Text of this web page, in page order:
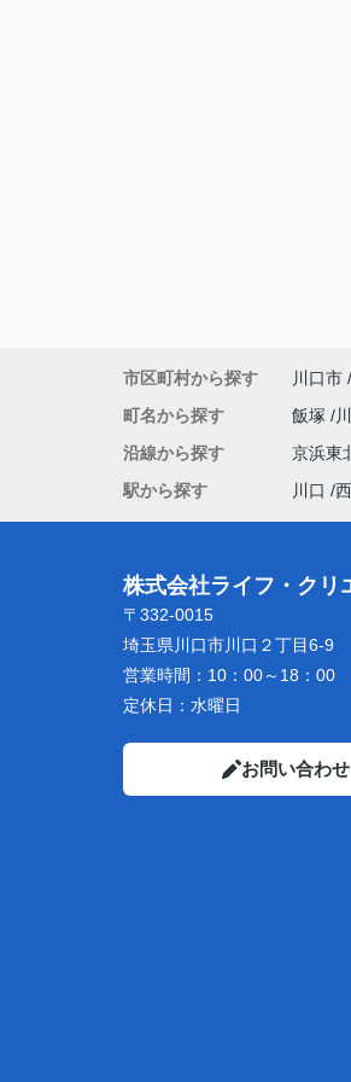
市区町村から探す 川口市
町名から探す
飯塚
沿線から探す
京浜東
駅から探す
川口
株式会社ライフ・クリ
〒332-0015
埼玉県川口市川口２丁目6-9
営業時間： 10：00～18：00
定休日： 水曜日
お問い合わせ